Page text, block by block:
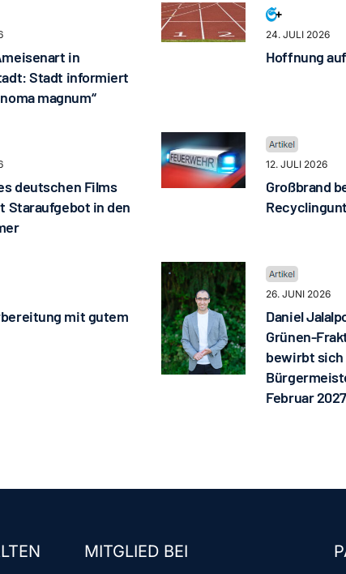
in
Stadt informiert
magnum“
24. JULI 2026
Hoffnung
deutschen Films
Staraufgebot in den
12. JULI 2026
Großbrand
mit gutem
26. JUNI 2026
Daniel
Grünen-
bewirbt
Februar 2027
MITGLIED BEI